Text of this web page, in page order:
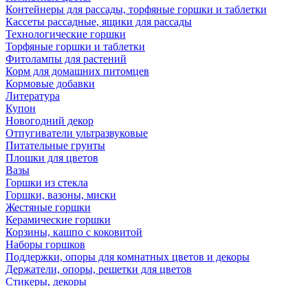
Контейнеры для рассады, торфяные горшки и таблетки
Кассеты рассадные, ящики для рассады
Технологические горшки
Торфяные горшки и таблетки
Фитолампы для растений
Корм для домашних питомцев
Кормовые добавки
Литература
Купон
Новогодний декор
Отпугиватели ультразвуковые
Питательные грунты
Плошки для цветов
Вазы
Горшки из стекла
Горшки, вазоны, миски
Жестяные горшки
Керамические горшки
Корзины, кашпо с коковитой
Наборы горшков
Поддержки, опоры для комнатных цветов и декоры
Держатели, опоры, решетки для цветов
Стикеры, декоры